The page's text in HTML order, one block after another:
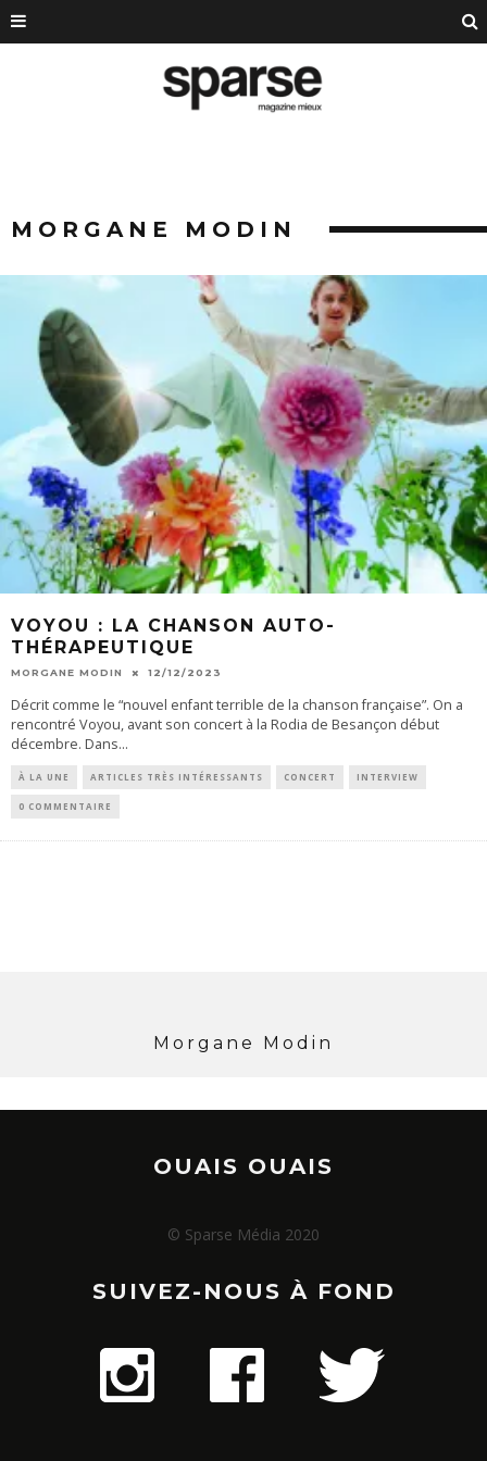
MORGANE MODIN
VOYOU : LA CHANSON AUTO-
THÉRAPEUTIQUE
MORGANE MODIN 12/12/2023
Décrit comme le “nouvel enfant terrible de la chanson française”. On a
rencontré Voyou, avant son concert à la Rodia de Besançon début
décembre. Dans...
À LA UNE ARTICLES TRÈS INTÉRESSANTS CONCERT INTERVIEW
0 COMMENTAIRE
Morgane Modin
OUAIS OUAIS
© Sparse Média 2020
SUIVEZ-NOUS À FOND